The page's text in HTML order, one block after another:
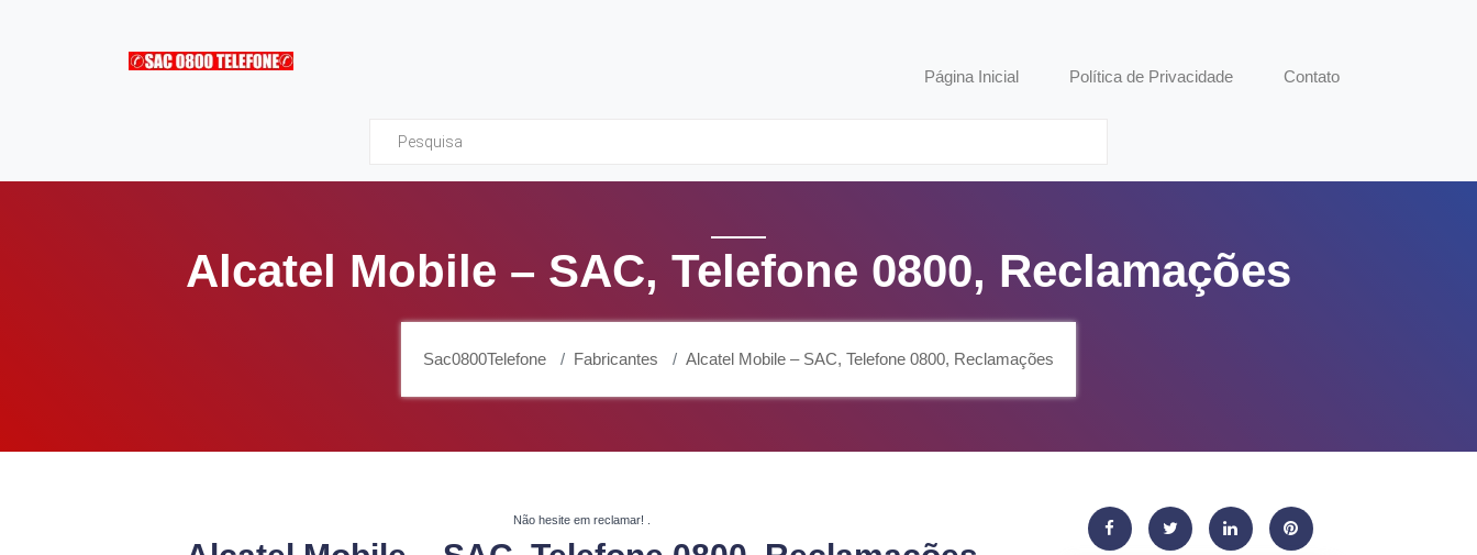
Sac0800Telefone
Página Inicial Política de Privacidade Contato
Alcatel Mobile – SAC, Telefone 0800, Reclamações
Sac0800Telefone Fabricantes Alcatel Mobile – SAC, Telefone 0800, Reclamações
Não hesite em reclamar!